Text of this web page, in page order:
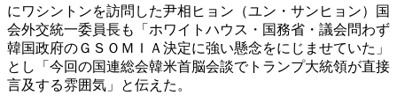
にワシントンを訪問した尹相ヒョン（ユン・サンヒョン）国
会外交統一委員長も「ホワイトハウス・国務省・議会問わず
韓国政府のＧＳＯＭＩＡ決定に強い懸念をにじませていた」
とし「今回の国連総会韓米首脳会談でトランプ大統領が直接
言及する雰囲気」と伝えた。